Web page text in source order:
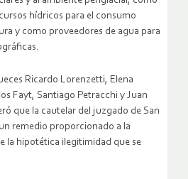
hídricos para el consumo
y como proveedores de agua para
Ricardo Lorenzetti, Elena
Fayt, Santiago Petracchi y Juan
que la cautelar del juzgado de San
remedio proporcionado a la
la hipotética ilegitimidad que se